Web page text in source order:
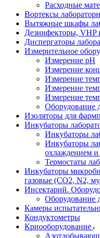
Расходные
Вортексы
Вытяжные шкафы
Дезинфекторы, VHP
Диспергаторы
Измерительное
Измерение pH
Измерение
Измерение
Измерение
Измерение
Оборудование
Изоляторы для
Инкубаторы
Инкубаторы
Инкубаторы
охлаждением и
Термостаты
Инкубаторы
газовые (CO2, N2,
Инсектарий.
Оборудование
Камеры
Кондуктометры
Криооборудование